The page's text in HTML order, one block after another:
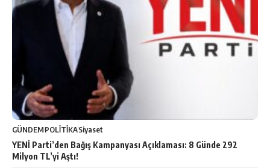
GÜNDEMPOLİTİKASiyaset
YENİ Parti’den Bağış Kampanyası Açıklaması: 8 Günde 292
Milyon TL’yi Aştı!